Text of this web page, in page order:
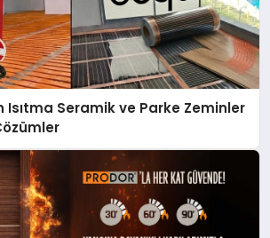
Isıtma Seramik ve Parke Zeminler